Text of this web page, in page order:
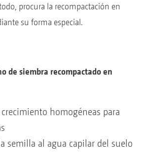
procura la recompactación en
su forma especial.
de siembra recompactado en
homogéneas para
semilla al agua capilar del suelo